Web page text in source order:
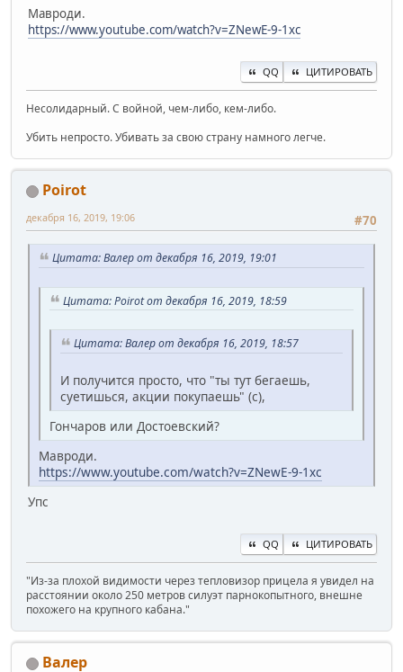
Мавроди.
https://www.youtube.com/watch?v=ZNewE-9-1xc
QQ ЦИТИРОВАТЬ
Несолидарный. С войной, чем-либо, кем-либо.
Убить непросто. Убивать за свою страну намного легче.
Poirot
#70
декабря 16, 2019, 19:06
Цитата: Валер от декабря 16, 2019, 19:01
Цитата: Poirot от декабря 16, 2019, 18:59
Цитата: Валер от декабря 16, 2019, 18:57
И получится просто, что "ты тут бегаешь,
суетишься, акции покупаешь" (с),
Гончаров или Достоевский?
Мавроди.
https://www.youtube.com/watch?v=ZNewE-9-1xc
Упс
QQ ЦИТИРОВАТЬ
"Из-за плохой видимости через тепловизор прицела я увидел на
расстоянии около 250 метров силуэт парнокопытного, внешне
похожего на крупного кабана."
Валер